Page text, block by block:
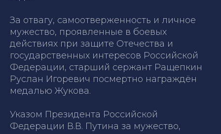
За отвагу, самоотверженность и личное
мужество, проявленные в боевых
действиях при защите Отечества и
государственных интересов Российской
Федерации, старший сержант Ращепкин
Руслан Игоревич посмертно награждён
медалью Жукова.
Указом Президента Российской
Федерации В.В. Путина за мужество,